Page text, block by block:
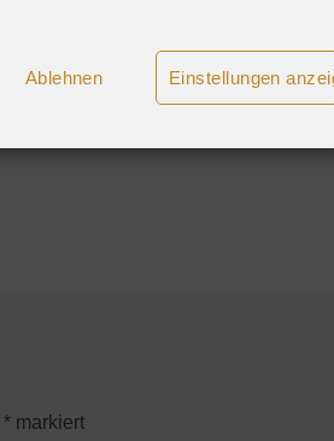
Ablehnen Einstellungen
* markiert